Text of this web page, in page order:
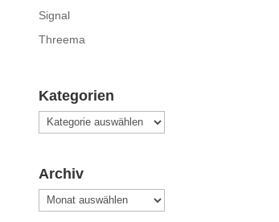
Signal
Threema
Kategorien
Kategorien
Archiv
Archiv